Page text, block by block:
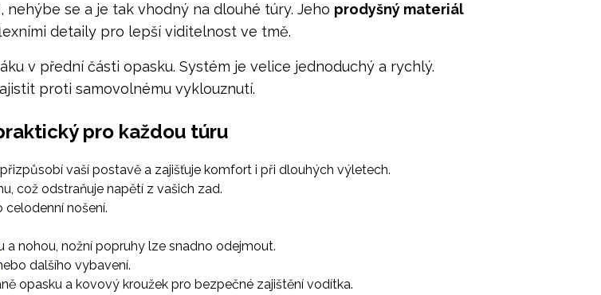
nehýbe se a je tak vhodný na dlouhé túry. Jeho prodyšný materiál
detaily pro lepší viditelnost ve tmě.
v přední části opasku. Systém je velice jednoduchý a rychlý.
proti samovolnému vyklouznutí.
pro každou túru
vaší postavě a zajišťuje komfort i při dlouhých výletech.
což odstraňuje napětí z vašich zad.
celodenní nošení.
nohou, nožní popruhy lze snadno odejmout.
dalšího vybavení.
opasku a kovový kroužek pro bezpečné zajištění vodítka.